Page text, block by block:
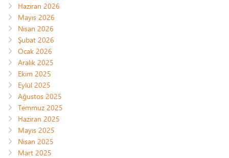
Haziran 2026
Mayıs 2026
Nisan 2026
Şubat 2026
Ocak 2026
Aralık 2025
Ekim 2025
Eylül 2025
Ağustos 2025
Temmuz 2025
Haziran 2025
Mayıs 2025
Nisan 2025
Mart 2025